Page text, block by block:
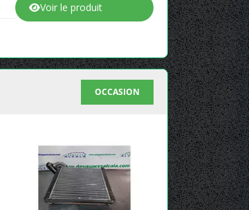
Voir le produit
OCCASION